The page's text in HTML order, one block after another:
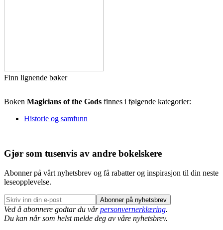
Finn lignende bøker
Boken Magicians of the Gods finnes i følgende kategorier:
Historie og samfunn
Gjør som tusenvis av andre bokelskere
Abonner på vårt nyhetsbrev og få rabatter og inspirasjon til din neste
leseopplevelse.
Abonner på nyhetsbrev
Ved å abonnere godtar du vårpersonvernerklæring.
Du kan når som helst melde deg av våre nyhetsbrev.